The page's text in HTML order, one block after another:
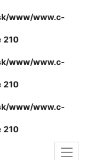
www/www.c-
210
www/www.c-
210
www/www.c-
210